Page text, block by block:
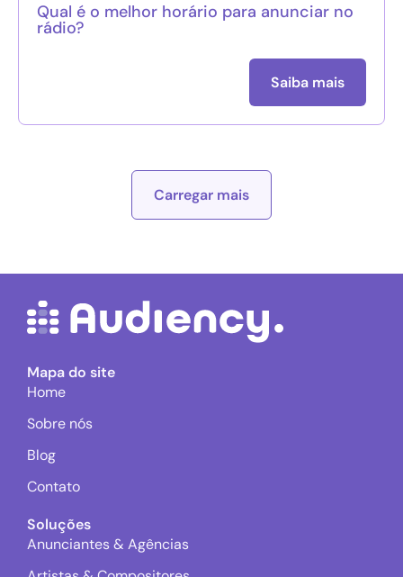
Qual é o melhor horário para anunciar no
rádio?
Saiba mais
Carregar mais
Mapa do site
Home
Sobre nós
Blog
Contato
Soluções
Anunciantes & Agências